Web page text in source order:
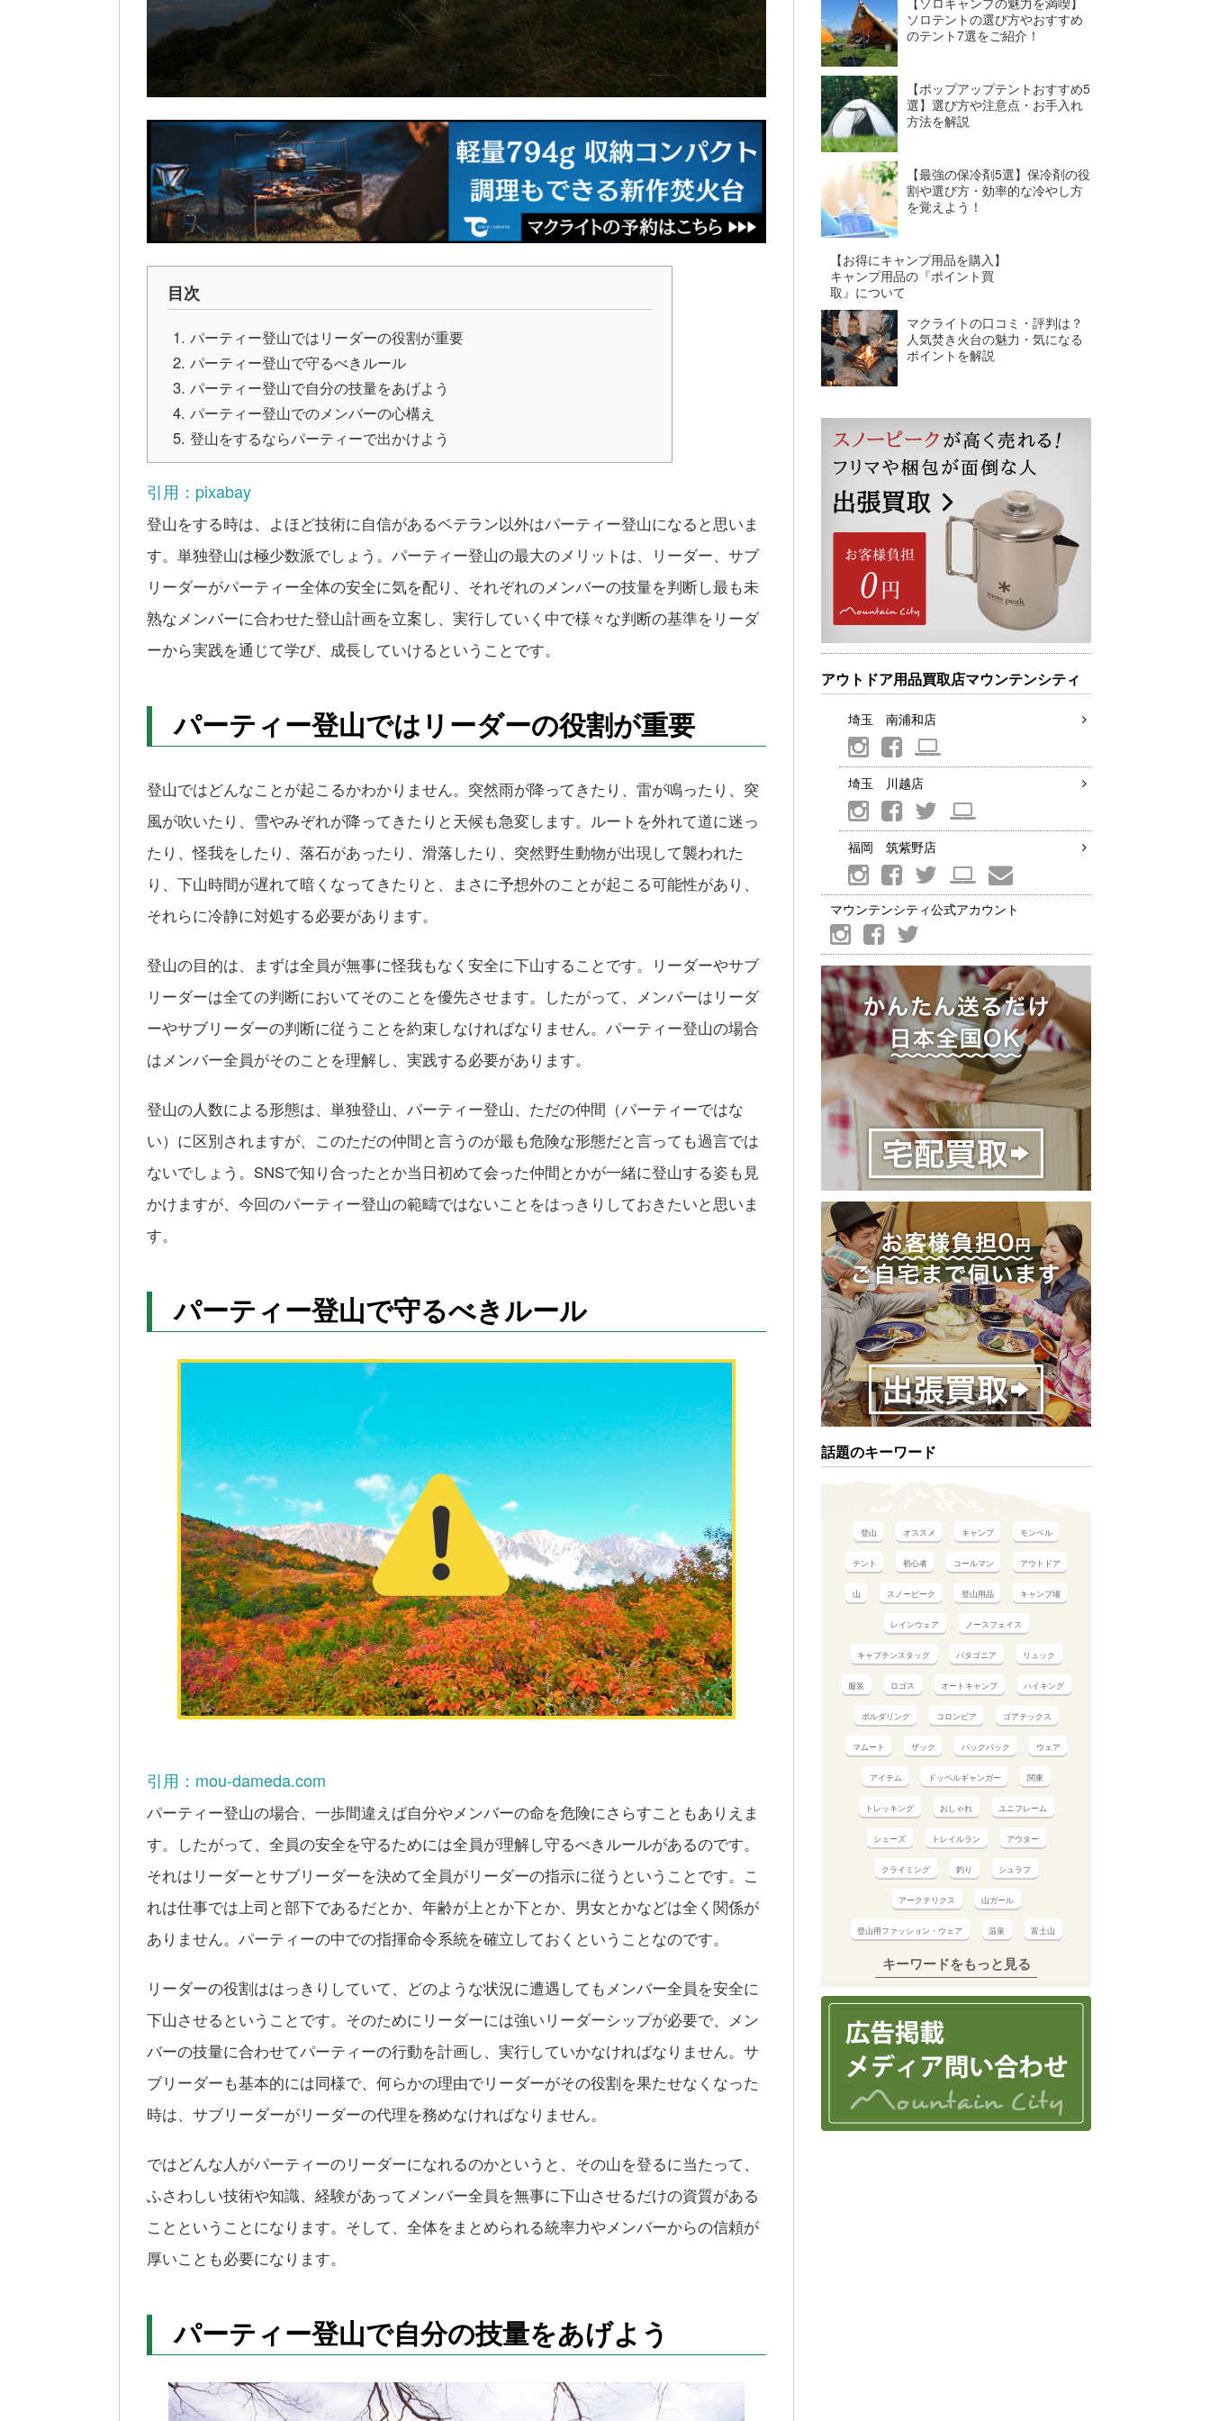
目次
パーティー登山ではリーダーの役割が重要
パーティー登山で守るべきルール
パーティー登山で自分の技量をあげよう
パーティー登山でのメンバーの心構え
登山をするならパーティーで出かけよう
引用：pixabay
登山をする時は、よほど技術に自信があるベテラン以外はパーティー登山になると思いま
す。単独登山は極少数派でしょう。パーティー登山の最大のメリットは、リーダー、サブ
リーダーがパーティー全体の安全に気を配り、それぞれのメンバーの技量を判断し最も未
熟なメンバーに合わせた登山計画を立案し、実行していく中で様々な判断の基準をリーダ
ーから実践を通じて学び、成長していけるということです。
パーティー登山ではリーダーの役割が重要
登山ではどんなことが起こるかわかりません。突然雨が降ってきたり、雷が鳴ったり、突
風が吹いたり、雪やみぞれが降ってきたりと天候も急変します。ルートを外れて道に迷っ
たり、怪我をしたり、落石があったり、滑落したり、突然野生動物が出現して襲われた
り、下山時間が遅れて暗くなってきたりと、まさに予想外のことが起こる可能性があり、
それらに冷静に対処する必要があります。
登山の目的は、まずは全員が無事に怪我もなく安全に下山することです。リーダーやサブ
リーダーは全ての判断においてそのことを優先させます。したがって、メンバーはリーダ
ーやサブリーダーの判断に従うことを約束しなければなりません。パーティー登山の場合
はメンバー全員がそのことを理解し、実践する必要があります。
登山の人数による形態は、単独登山、パーティー登山、ただの仲間（パーティーではな
い）に区別されますが、このただの仲間と言うのが最も危険な形態だと言っても過言では
ないでしょう。SNSで知り合ったとか当日初めて会った仲間とかが一緒に登山する姿も見
かけますが、今回のパーティー登山の範疇ではないことをはっきりしておきたいと思いま
す。
パーティー登山で守るべきルール
引用：mou-dameda.com
パーティー登山の場合、一歩間違えば自分やメンバーの命を危険にさらすこともありえま
す。したがって、全員の安全を守るためには全員が理解し守るべきルールがあるのです。
それはリーダーとサブリーダーを決めて全員がリーダーの指示に従うということです。こ
れは仕事では上司と部下であるだとか、年齢が上とか下とか、男女とかなどは全く関係が
ありません。パーティーの中での指揮命令系統を確立しておくということなのです。
リーダーの役割ははっきりしていて、どのような状況に遭遇してもメンバー全員を安全に
下山させるということです。そのためにリーダーには強いリーダーシップが必要で、メン
バーの技量に合わせてパーティーの行動を計画し、実行していかなければなりません。サ
ブリーダーも基本的には同様で、何らかの理由でリーダーがその役割を果たせなくなった
時は、サブリーダーがリーダーの代理を務めなければなりません。
ではどんな人がパーティーのリーダーになれるのかというと、その山を登るに当たって、
ふさわしい技術や知識、経験があってメンバー全員を無事に下山させるだけの資質がある
ことということになります。そして、全体をまとめられる統率力やメンバーからの信頼が
厚いことも必要になります。
パーティー登山で自分の技量をあげよう
ソロテントの選び方やおすすめ
のテント7選をご紹介！
【ポップアップテントおすすめ5
選】選び方や注意点・お手入れ
方法を解説
【最強の保冷剤5選】保冷剤の役
割や選び方・効率的な冷やし方
を覚えよう！
【お得にキャンプ用品を購入】
キャンプ用品の『ポイント買
取』について
マクライトの口コミ・評判は？
人気焚き火台の魅力・気になる
ポイントを解説
アウトドア用品買取店マウンテンシティ
埼玉 南浦和店
埼玉 川越店
福岡 筑紫野店
マウンテンシティ公式アカウント
話題のキーワード
登山 オススメ キャンプ モンベル
テント 初心者 コールマン アウトドア
山 スノーピーク 登山用品 キャンプ場
レインウェア ノースフェイス
キャプテンスタッグ パタゴニア リュック
服装 ロゴス オートキャンプ ハイキング
ボルダリング コロンビア ゴアテックス
マムート ザック バックパック ウェア
アイテム ドッペルギャンガー 関東
トレッキング おしゃれ ユニフレーム
シューズ トレイルラン アウター
クライミング 釣り シュラフ
アークテリクス 山ガール
登山用ファッション・ウェア 温泉 富士山
キーワードをもっと見る